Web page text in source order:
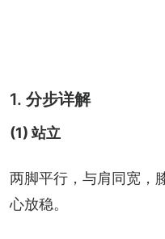
1. 分步详解
(1) 站立
两脚平行，与肩同宽，
心放稳。